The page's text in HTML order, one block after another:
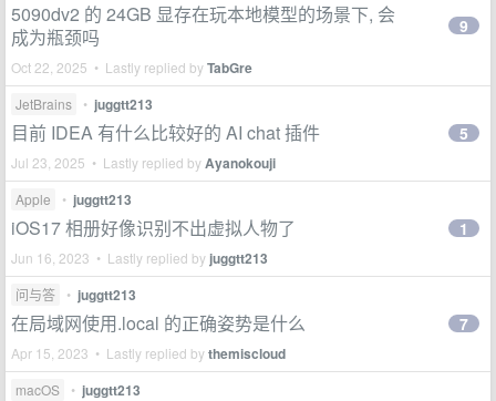
5090dv2 的 24GB 显存在玩本地模型的场景下, 会
成为瓶颈吗
Oct 22, 2025 • Lastly replied byTabGre
9
JetBrains • juggtt213
目前 IDEA 有什么比较好的 AI chat 插件
Jul 23, 2025 • Lastly replied byAyanokouji
5
Apple • juggtt213
iOS17 相册好像识别不出虚拟人物了
Jun 16, 2023 • Lastly replied by juggtt213
1
问与答 • juggtt213
在局域网使用.local 的正确姿势是什么
Apr 15, 2023 • Lastly replied bythemiscloud
7
macOS • juggtt213